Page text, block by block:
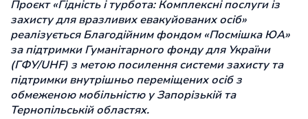
Проєкт «Гідність і турбота: Комплексні послуги із
захисту для вразливих евакуйованих осіб»
реалізується Благодійним фондом «Посмішка ЮА»
за підтримки Гуманітарного фонду для України
(ГФУ/UHF) з метою посилення системи захисту та
підтримки внутрішньо переміщених осіб з
обмеженою мобільністю у Запорізькій та
Тернопільській областях.